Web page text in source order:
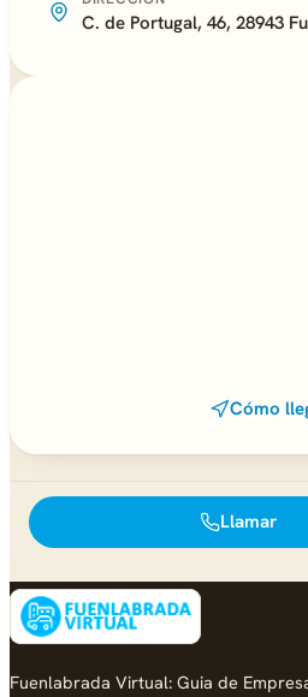
C. de Portugal, 46, 28943
Cómo
Llamar
Fuenlabrada Virtual: Guia de